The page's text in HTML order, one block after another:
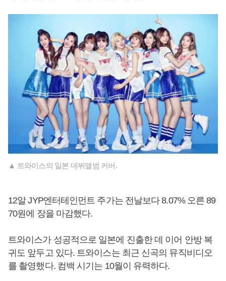
▲ 트와이스의 일본 데뷔앨범 커버.
12알 JYP엔터테인먼트 주가는 전날보다 8.07% 오른 89
70원에 장을 마감했다.
트와이스가 성공적으로 일본에 진출한 데 이어 안방 복
귀도 앞두고 있다. 트와이스는 최근 신곡의 뮤직비디오
를 촬영했다. 컴백 시기는 10월이 유력하다.